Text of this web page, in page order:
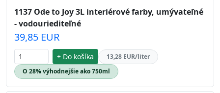
1137 Ode to Joy 3L interiérové farby, umývateľné
- vodouriediteľné
39,85 EUR
+ Do košíka
13,28 EUR/liter
O 28% výhodnejšie ako 750ml